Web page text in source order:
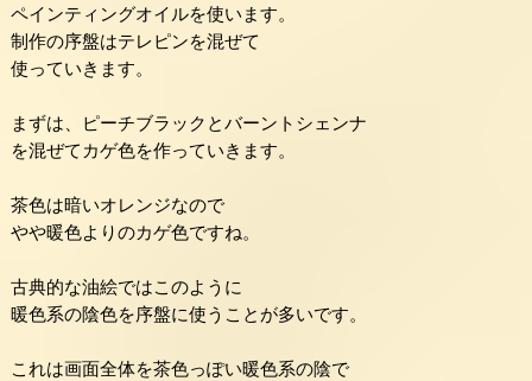
ペインティングオイルを使います。
制作の序盤はテレピンを混ぜて
使っていきます。
まずは、ピーチブラックとバーントシェンナ
を混ぜてカゲ色を作っていきます。
茶色は暗いオレンジなので
やや暖色よりのカゲ色ですね。
古典的な油絵ではこのように
暖色系の陰色を序盤に使うことが多いです。
これは画面全体を茶色っぽい暖色系の陰で